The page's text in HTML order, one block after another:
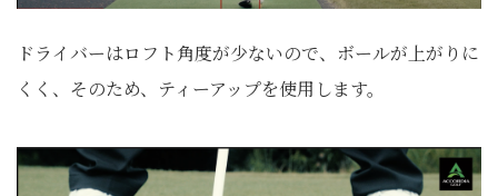
ドライバーはロフト角度が少ないので、ボールが上がりに
くく、そのため、ティーアップを使用します。